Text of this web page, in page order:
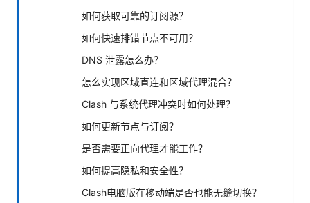
如何获取可靠的订阅源？
如何快速排错节点不可用？
DNS 泄露怎么办？
怎么实现区域直连和区域代理混合？
Clash 与系统代理冲突时如何处理？
如何更新节点与订阅？
是否需要正向代理才能工作？
如何提高隐私和安全性？
Clash电脑版在移动端是否也能无缝切换？